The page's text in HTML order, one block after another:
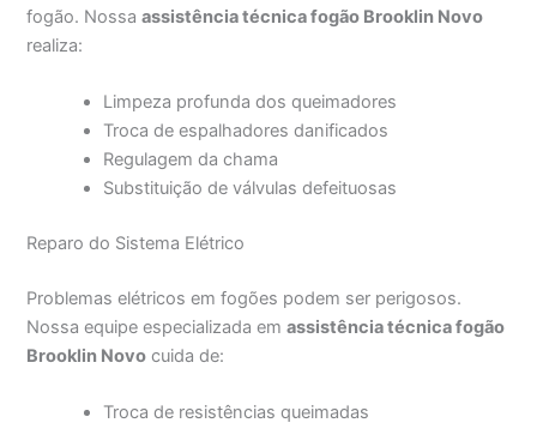
fogão. Nossaassistência técnica fogão Brooklin Novo
realiza:
Limpeza profunda dos queimadores
Troca de espalhadores danificados
Regulagem da chama
Substituição de válvulas defeituosas
Reparo do Sistema Elétrico
Problemas elétricos em fogões podem ser perigosos.
Nossa equipe especializada emassistência técnica fogão
Brooklin Novo cuida de:
Troca de resistências queimadas